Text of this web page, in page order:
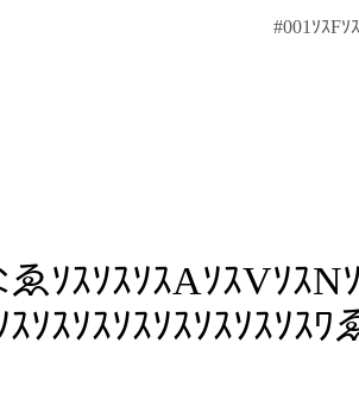
#001ｿｽFｿ
ゑｿｽｿｽｿｽAｿｽVｿｽN
ｽｿｽｿｽｿｽｿｽｿｽｿｽｿｽﾜ